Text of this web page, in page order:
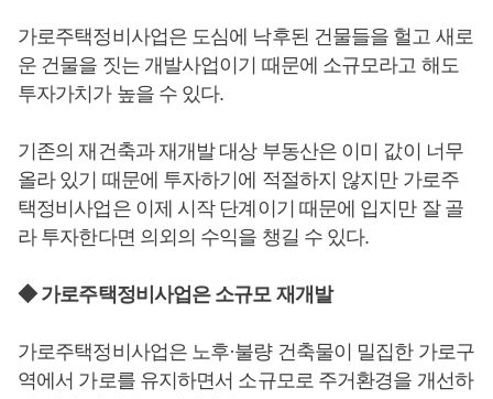
가로주택정비사업은 도심에 낙후된 건물들을 헐고 새로
운 건물을 짓는 개발사업이기 때문에 소규모라고 해도
투자가치가 높을 수 있다.
기존의 재건축과 재개발 대상 부동산은 이미 값이 너무
올라 있기 때문에 투자하기에 적절하지 않지만 가로주
택정비사업은 이제 시작 단계이기 때문에 입지만 잘 골
라 투자한다면 의외의 수익을 챙길 수 있다.
◆ 가로주택정비사업은 소규모 재개발
가로주택정비사업은 노후·불량 건축물이 밀집한 가로구
역에서 가로를 유지하면서 소규모로 주거환경을 개선하